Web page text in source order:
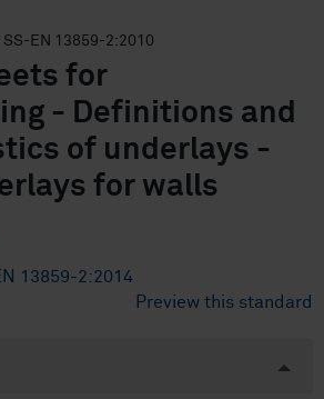
SS-EN 13859-2:2010
for
- Definitions and
of underlays -
for walls
13859-2:2014
Preview this standard